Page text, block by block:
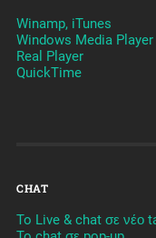
Winamp, iTunes
Windows Media Player
Real Player
QuickTime
CHAT
To Live & chat σε νέο